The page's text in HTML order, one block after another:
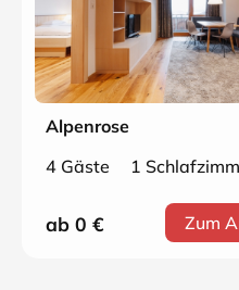
Alpenrose
4 Gäste
1
ab 0 € Zum